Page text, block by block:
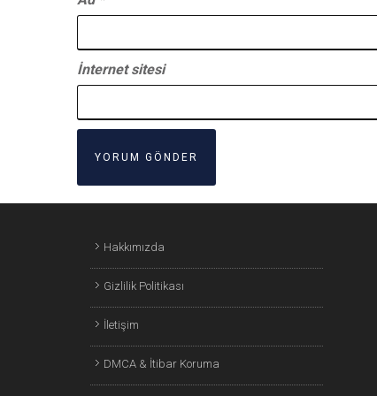
İnternet sitesi
Hakkımızda
Gizlilik Politikası
İletişim
DMCA & İtibar Koruma